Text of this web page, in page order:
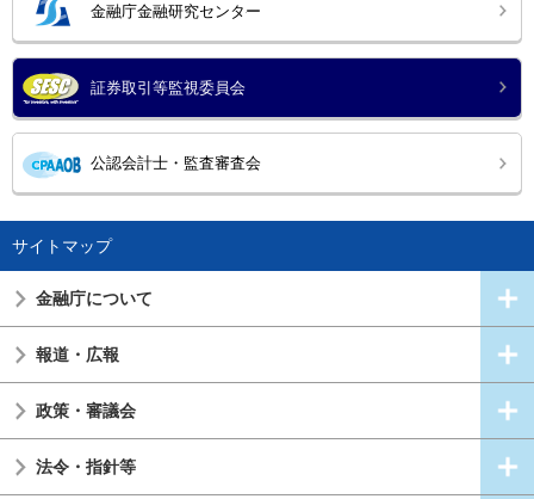
金融庁金融研究センター
証券取引等監視委員会
公認会計士・監査審査会
サイトマップ
金融庁について
報道・広報
政策・審議会
法令・指針等